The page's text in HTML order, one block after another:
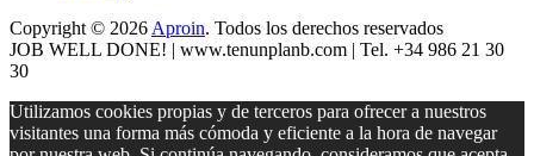
Copyright © 2026 Aproin. Todos los derechos reservados
JOB WELL DONE! | www.tenunplanb.com | Tel. +34 986 21 30
30
Utilizamos cookies propias y de terceros para ofrecer a nuestros
visitantes una forma más cómoda y eficiente a la hora de navegar